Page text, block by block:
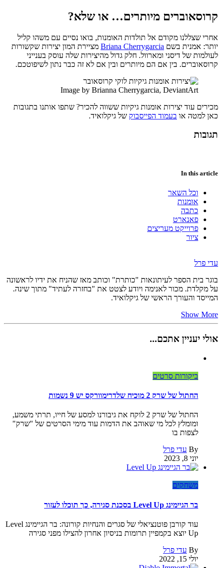
קרוסאוברים מיותרים… או שלא?
אחרי שצללנו מקודם אל תולדות האומנות, בואו נסיים עם משהו קליל
יותר: אמנית בשם Briana Cherrygarcia מציירת המון יצירות שקשורות
לעולמות של דיסני ומארוול. חלק גדול מהיצירות שלה עוסק בענייני
קרוסאוברים. בין אם הם מיותרים ובין אם לא זה כבר נתון לשיפוטכם.
Image by Brianna Cherrygarcia, DeviantArt
מכירים עוד יצירות אומנות גיקיות ששווה להכיר? שתפו אותנו בתגובות
כאן למטה או בעמוד הפייסבוק של גיקלואיד.
תגובות
In this article
וכל השאר
אומנות
כתבה
פאנארט
פרוייקט מעריצים
ציור
עדי פרל
בוגר בית הספר לעיתונאות "כותרת" וכותב מאז שהניח את ידיו לראשונה
על מקלדת. מכור לאנימה ויודע לצטט את "בחזרה לעתיד" מתוך שינה.
המייסד והעורך הראשי של גיקלואיד.
Show More
אולי יעניין אתכם...
ביקורות סרטים
החתול של שרק 2 מוכיח שלדרימוורקס יש 9 נשמות
החתול של שרק 2 לוקח את גיבורנו למסע של חייו, תרתי משמע,
ומומלץ לכל מי שאוהב את הדמות עוד מימי הסרטים של "שרק"
לצפות בו
By עדי פרל
יוני 8, 2023
משחקים
בר הגיימינג Level Up בסכנת סגירה, כך תוכלו לעזור
עוד קורבן פוטנציאלי של סגרים והנחיות קורונה: בר הגיימינג Level
Up יוצא בקמפיין תרומות בניסיון אחרון להצילו מפני סגירה
By עדי פרל
יולי 15, 2022